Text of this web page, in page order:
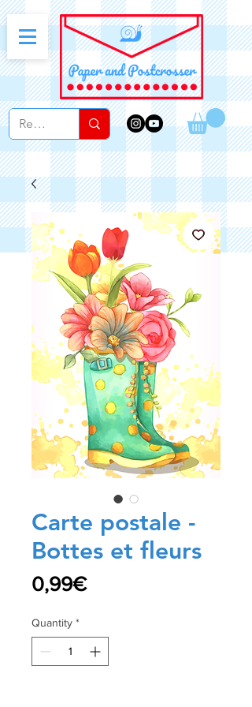
Carte postale -
Bottes et fleurs
0,99€Price
Quantity *